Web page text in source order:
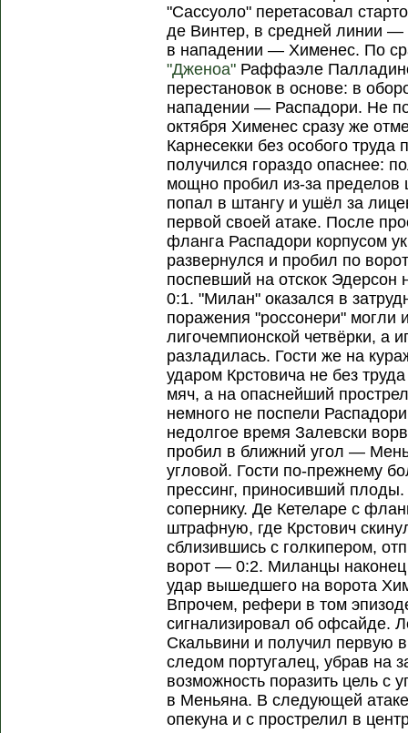
"Сассуоло" перетасовал
де Винтер, в средней линии —
в нападении — Хименес. По
"Дженоа" Раффаэле
перестановок в основе: в
нападении — Распадори. Не
октября Хименес сразу же
Карнесекки без особого
получился гораздо опаснее:
мощно пробил из-за
попал в штангу и ушёл за
первой своей атаке. После
фланга Распадори корпусом
развернулся и пробил по
поспевший на отскок Эдерсон
0:1. "Милан" оказался в
поражения "россонери" могли
лигочемпионской четвёрки, а
разладилась. Гости же на
ударом Крстовича не без
мяч, а на опаснейший
немного не поспели
недолгое время Залевски
пробил в ближний угол —
угловой. Гости по-прежнему
прессинг, приносивший
сопернику. Де Кетеларе с
штрафную, где Крстович
сблизившись с голкипером,
ворот — 0:2. Миланцы
удар вышедшего на ворота
Впрочем, рефери в том
сигнализировал об офсайде.
Скальвини и получил первую
следом португалец, убрав на
возможность поразить цель с
в Меньяна. В следующей
опекуна и с прострелил в